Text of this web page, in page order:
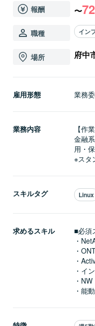
報酬 〜
職種 イン
場所 府中
雇用形態 業務
業務内容
【作
金融
用・
※スタ
スキルタグ Linux
求めるスキル
■必須
・
・
・
・イ
・
・能